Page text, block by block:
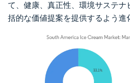
て、健康、真正性、環境サステ
括的な価値提案を提供するよう進